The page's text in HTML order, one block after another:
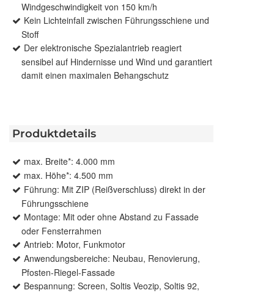
Windgeschwindigkeit von 150 km/h
Kein Lichteinfall zwischen Führungsschiene und
Stoff
Der elektronische Spezialantrieb reagiert
sensibel auf Hindernisse und Wind und garantiert
damit einen maximalen Behangschutz
Produktdetails
max. Breite*: 4.000 mm
max. Höhe*: 4.500 mm
Führung: Mit ZIP (Reißverschluss) direkt in der
Führungsschiene
Montage: Mit oder ohne Abstand zu Fassade
oder Fensterrahmen
Antrieb: Motor, Funkmotor
Anwendungsbereiche: Neubau, Renovierung,
Pfosten-Riegel-Fassade
Bespannung: Screen, Soltis Veozip, Soltis 92,